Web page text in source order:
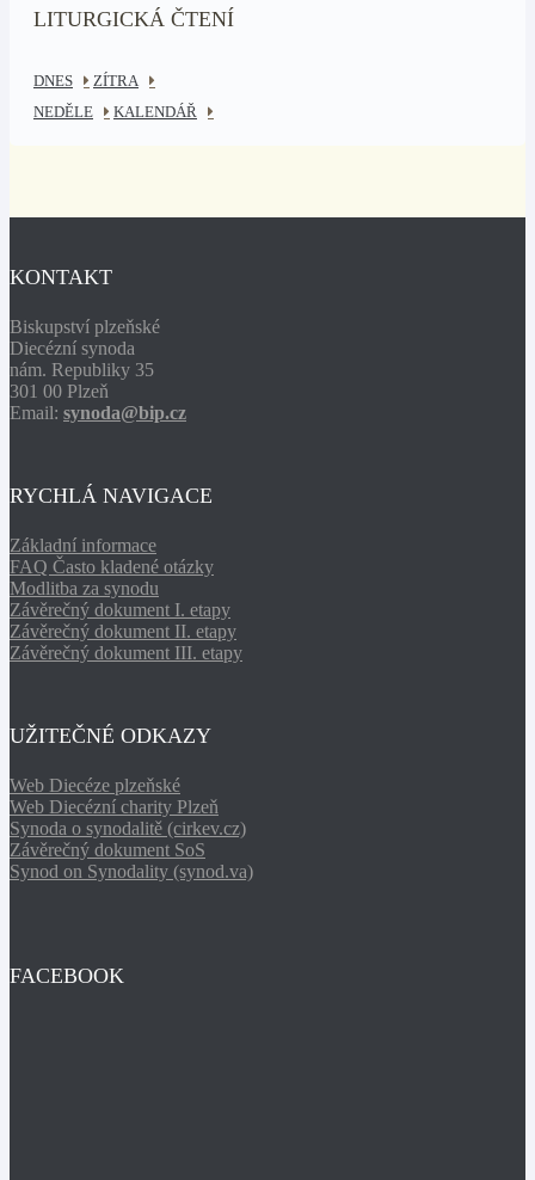
LITURGICKÁ ČTENÍ
DNES
ZÍTRA
NEDĚLE
KALENDÁŘ
KONTAKT
Biskupství plzeňské
Diecézní synoda
nám. Republiky 35
301 00 Plzeň
Email: synoda@bip.cz
RYCHLÁ NAVIGACE
Základní informace
FAQ Často kladené otázky
Modlitba za synodu
Závěrečný dokument I. etapy
Závěrečný dokument II. etapy
Závěrečný dokument III. etapy
UŽITEČNÉ ODKAZY
Web Diecéze plzeňské
Web Diecézní charity Plzeň
Synoda o synodalitě (cirkev.cz)
Závěrečný dokument SoS
Synod on Synodality (synod.va)
FACEBOOK